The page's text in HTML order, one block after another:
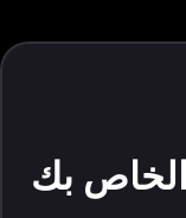
الخاص بك